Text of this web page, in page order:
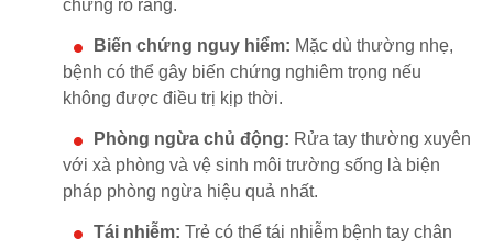
chứng rõ ràng.
Biến chứng nguy hiểm: Mặc dù thường nhẹ,
bệnh có thể gây biến chứng nghiêm trọng nếu
không được điều trị kịp thời.
Phòng ngừa chủ động: Rửa tay thường xuyên
với xà phòng và vệ sinh môi trường sống là biện
pháp phòng ngừa hiệu quả nhất.
Tái nhiễm: Trẻ có thể tái nhiễm bệnh tay chân